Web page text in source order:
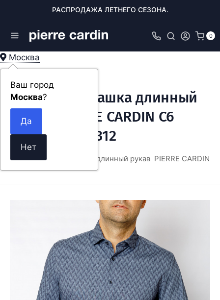
РАСПРОДАЖА ЛЕТНЕГО СЕЗОНА.
0
Москва
Ваш город
Москва?
Мужская рубашка длинный
рукав PIERRE CARDIN C6
11401.0053/6312
Мужская рубашка длинный рукав PIERRE CARDIN